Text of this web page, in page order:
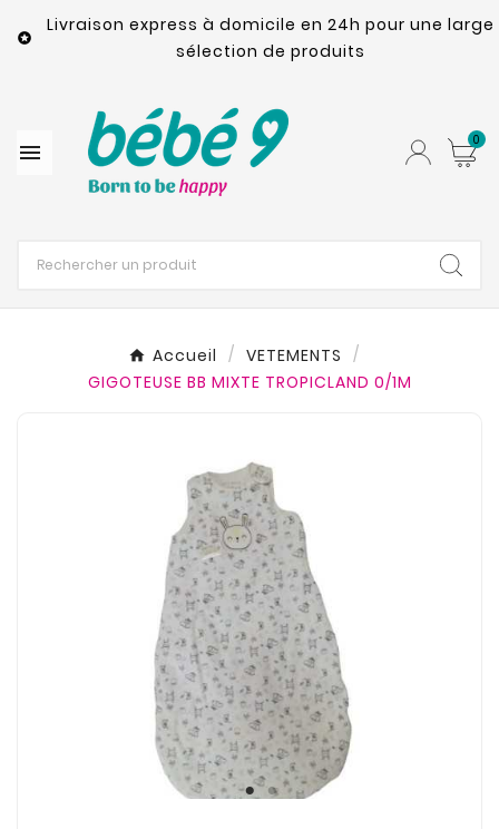

Livraison express à domicile en 24h pour une large
sélection de produits
 0
Accueil
VETEMENTS
GIGOTEUSE BB MIXTE TROPICLAND 0/1M